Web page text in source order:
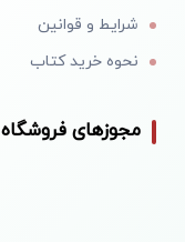
شرایط و قوانین
نحوه خرید کتاب
مجوزهای فروشگاه